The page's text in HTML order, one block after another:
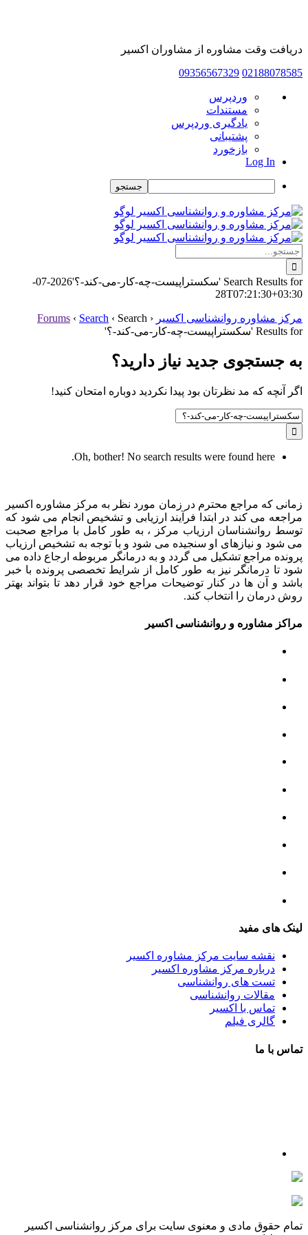
دریافت وقت مشاوره از مشاوران اکسیر
02188078585
09356567329
درباره
وردپرس
وردپرس
مستندات
یادگیری وردپرس
پشتیبانی
بازخورد
Log In
جستجو
Skip
to
content
جستجو
برای:
Search Results for 'سکستراپیست-چه-کار-می-کند-؟'
2026-07-
28T07:21:30+03:30
مرکز مشاوره روانشناسی اکسیر ‹
Forums ‹ Search ‹ Search
Results for 'سکستراپیست-چه-کار-می-کند-؟'
به جستجوی جديد نياز داريد؟
اگر آنچه که مد نظرتان بود پیدا نکردید دوباره امتحان کنید!
Search
for:
Oh, bother! No search results were found here.
زمانی که مراجع محترم در زمان مورد نظر به مرکز مشاوره اکسیر
مراجعه می کند در ابتدا فرآیند ارزیابی و تشخیص انجام می شود که
توسط روانشناسان ارزیاب مرکز ، به طور کامل با مراجع صحبت
می شود و نیازهای او سنجیده می شود و با توجه به تشخیص ارزیاب
پرونده مراجع تشکیل می گردد و به درمانگر مربوطه ارجاع داده می
شود تا درمانگر نیز به طور کامل از شرایط تخصصی پرونده با خبر
باشد و آن ها در کنار توضیحات مراجع خود قرار دهد تا بتواند بهتر
روش درمان را انتخاب کند.
مراکز مشاوره و روانشناسی اکسیر
لینک های مفید
نقشه سایت مرکز مشاوره اکسیر
درباره مرکز مشاوره اکسیر
تست های روانشناسی
مقالات روانشناسی
تماس با اکسیر
گالری فیلم
تماس با ما
تمام حقوق مادی و معنوی سایت برای مرکز روانشناسی اکسیر